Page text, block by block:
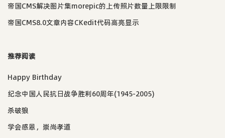
帝国CMS解决图片集morepic的上传照片数量上限限制
帝国CMS8.0文章内容CKedit代码高亮显示
推荐阅读
Happy Birthday
纪念中国人民抗日战争胜利60周年(1945-2005)
杀破狼
学会感恩，崇尚孝道